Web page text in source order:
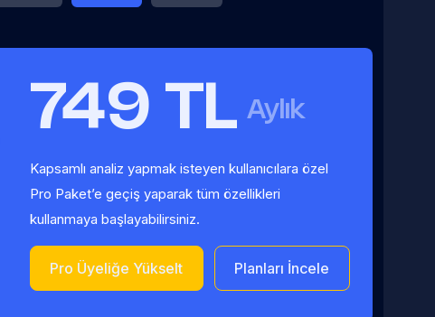
749 TL Aylık
Kapsamlı analiz yapmak isteyen kullanıcılara özel
Pro Paket’e geçiş yaparak tüm özellikleri
kullanmaya başlayabilirsiniz.
Pro Üyeliğe Yükselt Planları İncele